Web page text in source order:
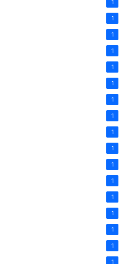
1
1
1
1
1
1
1
1
1
1
1
1
1
1
1
1
1